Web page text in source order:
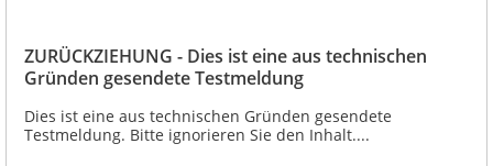
ZURÜCKZIEHUNG - Dies ist eine aus technischen
Gründen gesendete Testmeldung
Dies ist eine aus technischen Gründen gesendete
Testmeldung. Bitte ignorieren Sie den Inhalt....